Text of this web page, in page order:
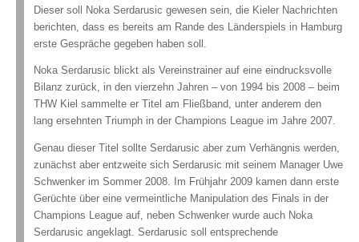
Dieser soll Noka Serdarusic gewesen sein, die Kieler Nachrichten
berichten, dass es bereits am Rande des Länderspiels in Hamburg
erste Gespräche gegeben haben soll.
Noka Serdarusic blickt als Vereinstrainer auf eine eindrucksvolle
Bilanz zurück, in den vierzehn Jahren – von 1994 bis 2008 – beim
THW Kiel sammelte er Titel am Fließband, unter anderem den
lang ersehnten Triumph in der Champions League im Jahre 2007.
Genau dieser Titel sollte Serdarusic aber zum Verhängnis werden,
zunächst aber entzweite sich Serdarusic mit seinem Manager Uwe
Schwenker im Sommer 2008. Im Frühjahr 2009 kamen dann erste
Gerüchte über eine vermeintliche Manipulation des Finals in der
Champions League auf, neben Schwenker wurde auch Noka
Serdarusic angeklagt. Serdarusic soll entsprechende